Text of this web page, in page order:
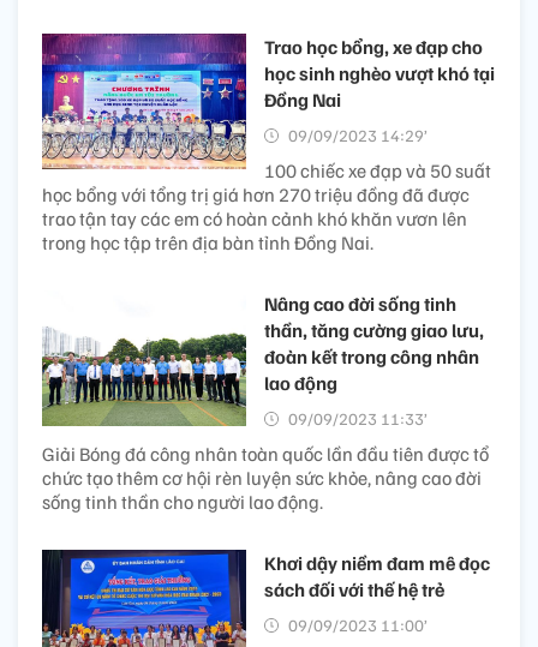
Trao học bổng, xe đạp cho
học sinh nghèo vượt khó tại
Đồng Nai
09/09/2023 14:29’
100 chiếc xe đạp và 50 suất
học bổng với tổng trị giá hơn 270 triệu đồng đã được
trao tận tay các em có hoàn cảnh khó khăn vươn lên
trong học tập trên địa bàn tỉnh Đồng Nai.
Nâng cao đời sống tinh
thần, tăng cường giao lưu,
đoàn kết trong công nhân
lao động
09/09/2023 11:33’
Giải Bóng đá công nhân toàn quốc lần đầu tiên được tổ
chức tạo thêm cơ hội rèn luyện sức khỏe, nâng cao đời
sống tinh thần cho người lao động.
Khơi dậy niềm đam mê đọc
sách đối với thế hệ trẻ
09/09/2023 11:00’